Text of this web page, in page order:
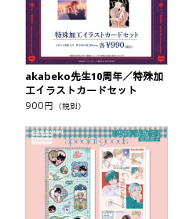
akabeko先生10周年／特殊加
工イラストカードセット
900円 （税別）